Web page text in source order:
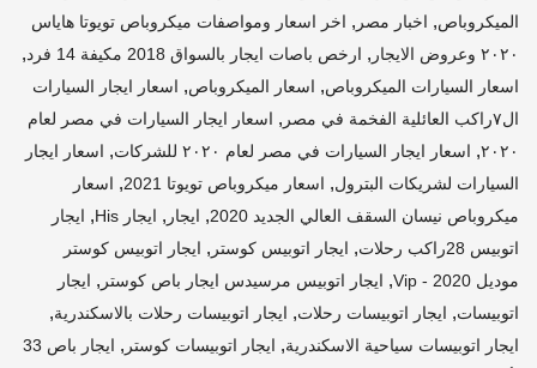
الميكروباص, اخبار مصر , اخر اسعار ومواصفات ميكروباص تويوتا هاياس
٢٠٢٠ وعروض الايجار
, ارخص باصات ايجار بالسواق 2018 مكيفة 14 فرد ,
اسعار السيارات الميكروباص, اسعار الميكروباص, اسعار ايجار السيارات
ال٧راكب العائلية الفخمة في مصر
, اسعار ايجار السيارات في مصر لعام
٢٠٢٠, اسعار ايجار السيارات في مصر لعام ٢٠٢٠ للشركات , اسعار ايجار
السيارات لشريكات البترول, اسعار ميكروباص تويوتا 2021 , اسعار
ميكروباص نيسان السقف العالي الجديد 2020
, ايجار , ايجار His , ايجار
اتوبيس 28راكب رحلات
, ايجار اتوبيس كوستر , ايجار اتوبيس كوستر
موديل 2020 - Vip
, ايجار اتوبيس مرسيدس ايجار باص كوستر , ايجار
اتوبيسات, ايجار اتوبيسات رحلات, ايجار اتوبيسات رحلات بالاسكندرية,
ايجار اتوبيسات سياحية الاسكندرية, ايجار اتوبيسات كوستر ,
ايجار باص 33